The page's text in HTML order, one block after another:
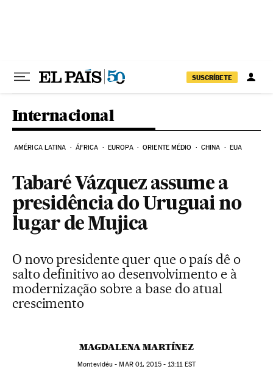
SUSCRÍBETE
Internacional
AMÉRICA LATINA ÁFRICA EUROPA ORIENTE MÉDIO CHINA EUA
Tabaré Vázquez assume a
presidência do Uruguai no
lugar de Mujica
O novo presidente quer que o país dê o
salto definitivo ao desenvolvimento e à
modernização sobre a base do atual
crescimento
MAGDALENA MARTÍNEZ
Montevidéu -MAR01, 2015 - 13:11EST